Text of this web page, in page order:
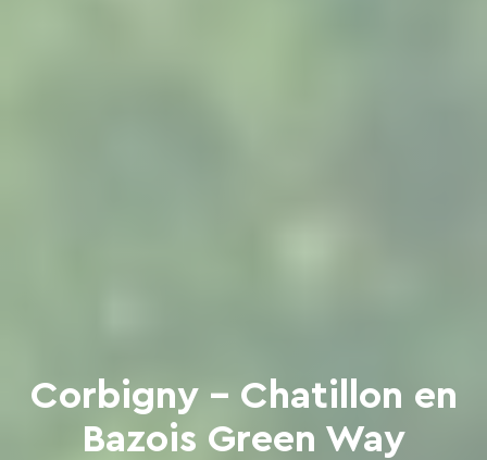
Corbigny - Chatillon en
Bazois Green Way